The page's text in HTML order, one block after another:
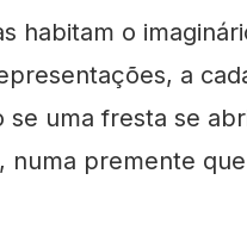
habitam o
a
uma fresta se
premente